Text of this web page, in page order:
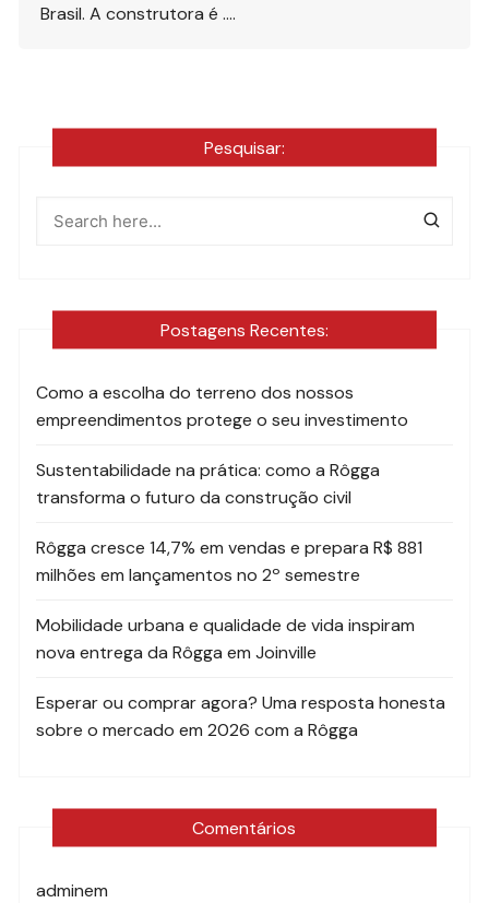
Brasil. A construtora é ….
Pesquisar:
Postagens Recentes:
Como a escolha do terreno dos nossos
empreendimentos protege o seu investimento
Sustentabilidade na prática: como a Rôgga
transforma o futuro da construção civil
Rôgga cresce 14,7% em vendas e prepara R$ 881
milhões em lançamentos no 2º semestre
Mobilidade urbana e qualidade de vida inspiram
nova entrega da Rôgga em Joinville
Esperar ou comprar agora? Uma resposta honesta
sobre o mercado em 2026 com a Rôgga
Comentários
adminem